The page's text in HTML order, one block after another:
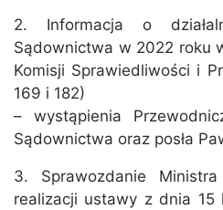
2. Informacja o
Sądownictwa w 2022 roku
Komisji Sprawiedliwości i
169 i 182)
– wystąpienia
Sądownictwa oraz posła
3. Sprawozdanie
realizacji ustawy z dnia